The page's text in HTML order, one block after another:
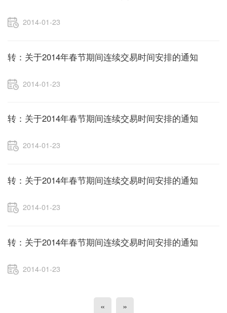
2014-01-23
转：关于2014年春节期间连续交易时间安排的通知
2014-01-23
转：关于2014年春节期间连续交易时间安排的通知
2014-01-23
转：关于2014年春节期间连续交易时间安排的通知
2014-01-23
转：关于2014年春节期间连续交易时间安排的通知
2014-01-23
« »